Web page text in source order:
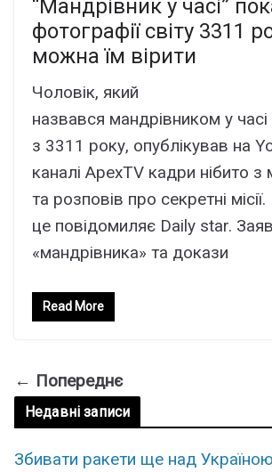
“Мандрівник у часі”
фотографії світу 3311
можна їм вірити
Чоловік, який
назвався мандрівником у часі
з 3311 року, опублікував на
каналі ApexTV кадри нібито з
та розповів про секретні
це повідомиляє Daily star.
«мандрівника» та докази
Read More
← Попереднє
Недавні записи
Збивати ракети ще над